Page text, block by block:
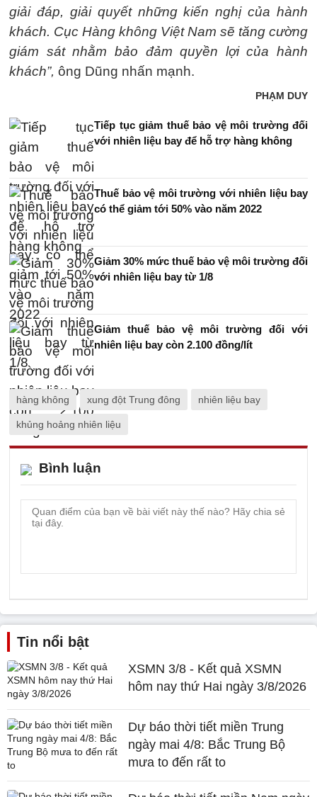
giải đáp, giải quyết những kiến nghị của hành
khách. Cục Hàng không Việt Nam sẽ tăng cường
giám sát nhằm bảo đảm quyền lợi của hành
khách”, ông Dũng nhấn mạnh.
PHẠM DUY
Tiếp tục giảm thuế bảo vệ môi trường đối
với nhiên liệu bay để hỗ trợ hàng không
Thuế bảo vệ môi trường với nhiên liệu bay
có thể giảm tới 50% vào năm 2022
Giảm 30% mức thuế bảo vệ môi trường đối
với nhiên liệu bay từ 1/8
Giảm thuế bảo vệ môi trường đối với
nhiên liệu bay còn 2.100 đồng/lít
hàng không xung đột Trung đông nhiên liệu bay
khủng hoảng nhiên liệu
Bình luận
Tin nổi bật
XSMN 3/8 - Kết quả XSMN
hôm nay thứ Hai ngày 3/8/2026
Dự báo thời tiết miền Trung
ngày mai 4/8: Bắc Trung Bộ
mưa to đến rất to